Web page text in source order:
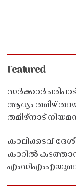
Featured
സർക്കാർ
ആദ്യം തമിഴ്
തമിഴ്നാട്
കാലിക്കടവ്
കാറിൽ കടത്താൻ